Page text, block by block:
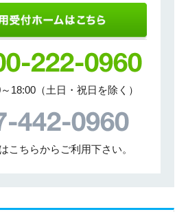
18:00（土日・祝日を除く）
こちらからご利用下さい。